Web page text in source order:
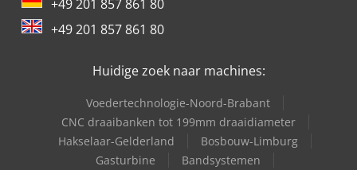
+49 201 857 861 80
+49 201 857 861 80
Huidige zoek naar machines:
Voedertechnologie-Noord-Brabant
CNC draaibanken tot 199mm draaidiameter
Hakselaar-Gelderland
Bosbouw-Limburg
Gasturbine
Bandsystemen